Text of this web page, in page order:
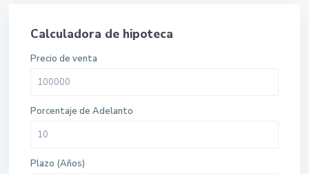
Calculadora de hipoteca
Precio de venta
Porcentaje de Adelanto
Plazo (Años)